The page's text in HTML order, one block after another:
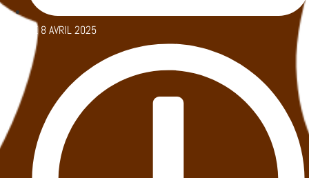
LE8 AVRIL 2025